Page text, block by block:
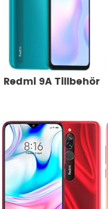
Redmi 9A Tillbehör